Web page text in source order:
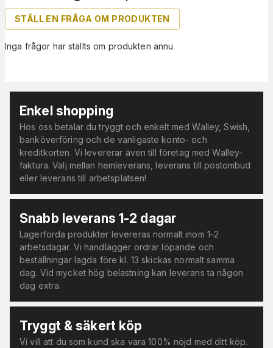
STÄLL EN FRÅGA OM PRODUKTEN
Inga frågor har ställts om produkten ännu
Enkel shopping
Hos oss betalar du tryggt och enkelt med Walley, Swish,
banköverföring och de vanligaste konto- och
kreditkorten. Vi levererar även till företag med Walley-
faktura. Välj mellan hemleverans, leverans till postombud
eller leverans till arbetsplatsen!
Snabb leverans 1-2 dagar
Lagerförda produkter levereras normalt inom 1-2
arbetsdagar. Vi handlägger ordrar löpande och
beställningar lagda före kl. 13 skickas normalt samma
dag. Vid mycket hög belastning kan leverans ta någon
dag extra.
Tryggt & säkert köp
Vi vill att du som kund ska vara 100% nöjd med ditt köp.